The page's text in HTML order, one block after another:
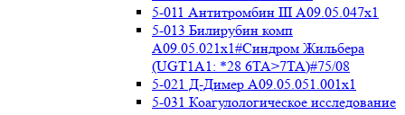
5-011 Антитромбин III А09.05.047x1
5-013 Билирубин комп
A09.05.021x1#Синдром Жильбера
(UGT1A1: *28 6TA>7TA)#75/08
5-021 Д-Димер А09.05.051.001x1
5-031 Коагулологическое исследование